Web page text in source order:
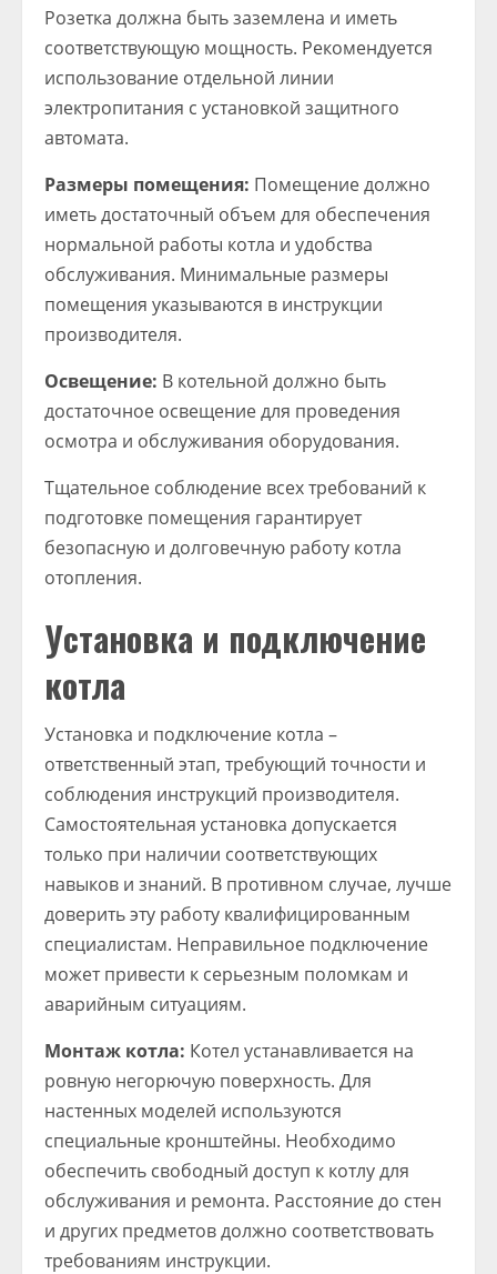
Розетка должна быть заземлена и иметь
соответствующую мощность. Рекомендуется
использование отдельной линии
электропитания с установкой защитного
автомата.
Размеры помещения: Помещение должно
иметь достаточный объем для обеспечения
нормальной работы котла и удобства
обслуживания. Минимальные размеры
помещения указываются в инструкции
производителя.
Освещение: В котельной должно быть
достаточное освещение для проведения
осмотра и обслуживания оборудования.
Тщательное соблюдение всех требований к
подготовке помещения гарантирует
безопасную и долговечную работу котла
отопления.
Установка и подключение
котла
Установка и подключение котла –
ответственный этап, требующий точности и
соблюдения инструкций производителя.
Самостоятельная установка допускается
только при наличии соответствующих
навыков и знаний. В противном случае, лучше
доверить эту работу квалифицированным
специалистам. Неправильное подключение
может привести к серьезным поломкам и
аварийным ситуациям.
Монтаж котла: Котел устанавливается на
ровную негорючую поверхность. Для
настенных моделей используются
специальные кронштейны. Необходимо
обеспечить свободный доступ к котлу для
обслуживания и ремонта. Расстояние до стен
и других предметов должно соответствовать
требованиям инструкции.